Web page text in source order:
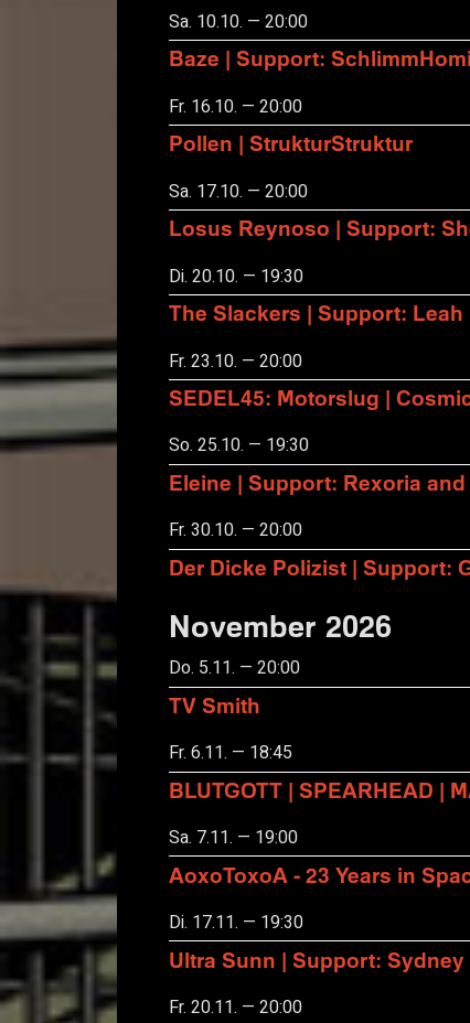
Sa. 10.10. — 20:00
Baze | Support:
Fr. 16.10. — 20:00
Pollen | StrukturStruktur
Sa. 17.10. — 20:00
Losus Reynoso | Support:
Di. 20.10. — 19:30
The Slackers | Support: Leah
Fr. 23.10. — 20:00
SEDEL45: Motorslug |
So. 25.10. — 19:30
Eleine | Support: Rexoria
Fr. 30.10. — 20:00
Der Dicke Polizist | Support:
November 2026
Do. 5.11. — 20:00
TV Smith
Fr. 6.11. — 18:45
BLUTGOTT | SPEARHEAD |
Sa. 7.11. — 19:00
AoxoToxoA - 23 Years in
Di. 17.11. — 19:30
Ultra Sunn | Support: Sydney
Fr. 20.11. — 20:00